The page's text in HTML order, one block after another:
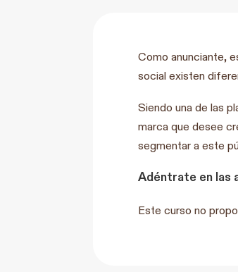
Como anunciante,
social existen
Siendo una de las
marca que desee
segmentar a este
Adéntrate en las
Este curso no